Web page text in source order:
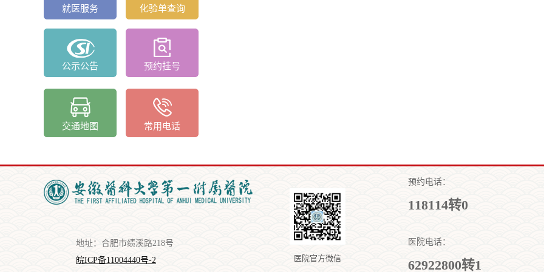
就医服务 化验单查询
公示公告 预约挂号
交通地图 常用电话
地址：合肥市绩溪路218号
皖ICP备11004440号-2
医院官方微信
预约电话：
118114转0
医院电话：
62922800转1